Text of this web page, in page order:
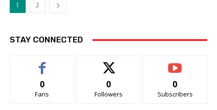
1 2
STAY CONNECTED
0
Fans
0
Followers
0
Subscribers